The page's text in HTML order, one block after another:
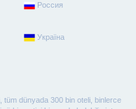
Россия
Україна
tüm dünyada 300 bin oteli, binlerce